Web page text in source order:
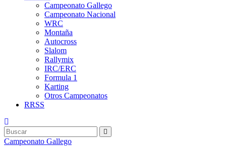
Campeonato Gallego
Campeonato Nacional
WRC
Montaña
Autocross
Slalom
Rallymix
IRC/ERC
Formula 1
Karting
Otros Campeonatos
RRSS
Campeonato Gallego